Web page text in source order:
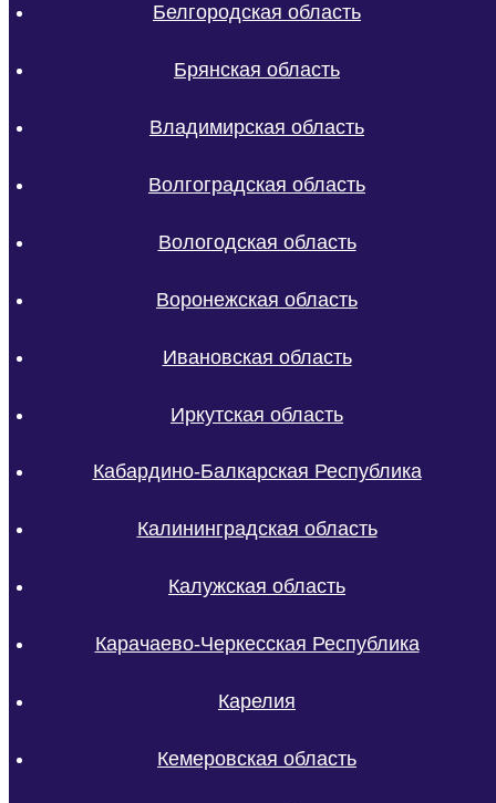
Белгородская область
Брянская область
Владимирская область
Волгоградская область
Вологодская область
Воронежская область
Ивановская область
Иркутская область
Кабардино-Балкарская Республика
Калининградская область
Калужская область
Карачаево-Черкесская Республика
Карелия
Кемеровская область